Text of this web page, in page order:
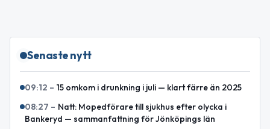
Senaste nytt
09:12 – 15 omkom i drunkning i juli — klart färre än 2025
08:27 – Natt: Mopedförare till sjukhus efter olycka i
Bankeryd — sammanfattning för Jönköpings län